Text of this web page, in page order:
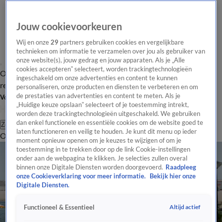
Overzicht Laatste nieuws Regionieuws Het beste van Hart
Tip de
redactie
Volg Hart van Nederland
Zoeken
OverzichtRegioUitzendingenWeerTip de redactiePanelVideo's
Jouw cookievoorkeuren
Wij en onze29 partners gebruiken cookies en vergelijkbare
technieken om informatie te verzamelen over jou als gebruiker van
onze website(s), jouw gedrag en jouw apparaten. Als je „Alle
cookies accepteren” selecteert, worden trackingtechnologieën
ingeschakeld om onze advertenties en content te kunnen
personaliseren, onze producten en diensten te verbeteren en om
de prestaties van advertenties en content te meten. Als je
„Huidige keuze opslaan” selecteert of je toestemming intrekt,
worden deze trackingtechnologieën uitgeschakeld. We gebruiken
dan enkel functionele en essentiële cookies om de website goed te
laten functioneren en veilig te houden. Je kunt dit menu op ieder
moment opnieuw openen om je keuzes te wijzigen of om je
toestemming in te trekken door op de link Cookie-instellingen
onder aan de webpagina te klikken. Je selecties zullen overal
binnen onze Digitale Diensten worden doorgevoerd. Raadpleeg
onze Cookieverklaring voor meer informatie.
Bekijk hier onze
Digitale Diensten.
Functioneel & Essentieel Altijd actief